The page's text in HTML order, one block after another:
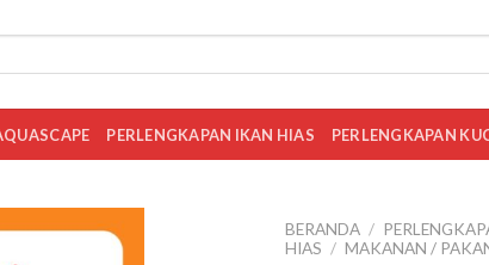
PERLENGKAPAN IKAN HIAS PERLENGKAPAN
BERANDA /
HIAS / MAKANAN /